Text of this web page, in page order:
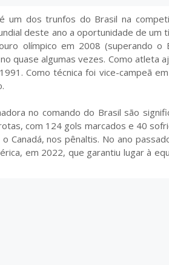
um dos trunfos do Brasil na
deste ano a oportunidade de um
olímpico em 2008 (superando
quase algumas vezes. Como atleta
Como técnica foi vice-campeã
no comando do Brasil são
com 124 gols marcados e 40
Canadá, nos pênaltis. No ano
em 2022, que garantiu lugar à